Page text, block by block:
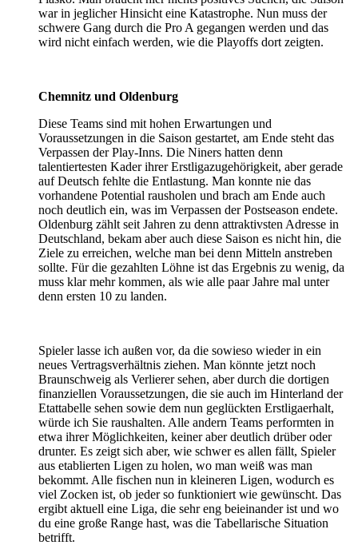
war in jeglicher Hinsicht eine Katastrophe. Nun muss der
schwere Gang durch die Pro A gegangen werden und das
wird nicht einfach werden, wie die Playoffs dort zeigten.
Chemnitz und Oldenburg
Diese Teams sind mit hohen Erwartungen und
Voraussetzungen in die Saison gestartet, am Ende steht das
Verpassen der Play-Inns. Die Niners hatten denn
talentiertesten Kader ihrer Erstligazugehörigkeit, aber gerade
auf Deutsch fehlte die Entlastung. Man konnte nie das
vorhandene Potential rausholen und brach am Ende auch
noch deutlich ein, was im Verpassen der Postseason endete.
Oldenburg zählt seit Jahren zu denn attraktivsten Adresse in
Deutschland, bekam aber auch diese Saison es nicht hin, die
Ziele zu erreichen, welche man bei denn Mitteln anstreben
sollte. Für die gezahlten Löhne ist das Ergebnis zu wenig, da
muss klar mehr kommen, als wie alle paar Jahre mal unter
denn ersten 10 zu landen.
Spieler lasse ich außen vor, da die sowieso wieder in ein
neues Vertragsverhältnis ziehen. Man könnte jetzt noch
Braunschweig als Verlierer sehen, aber durch die dortigen
finanziellen Voraussetzungen, die sie auch im Hinterland der
Etattabelle sehen sowie dem nun geglückten Erstligaerhalt,
würde ich Sie raushalten. Alle andern Teams performten in
etwa ihrer Möglichkeiten, keiner aber deutlich drüber oder
drunter. Es zeigt sich aber, wie schwer es allen fällt, Spieler
aus etablierten Ligen zu holen, wo man weiß was man
bekommt. Alle fischen nun in kleineren Ligen, wodurch es
viel Zocken ist, ob jeder so funktioniert wie gewünscht. Das
ergibt aktuell eine Liga, die sehr eng beieinander ist und wo
du eine große Range hast, was die Tabellarische Situation
betrifft.